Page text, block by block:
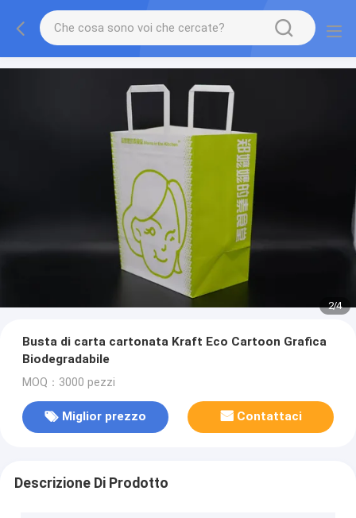
2/4
Busta di carta cartonata Kraft Eco Cartoon Grafica
Biodegradabile
MOQ：3000 pezzi
Miglior prezzo Contattaci
Descrizione Di Prodotto